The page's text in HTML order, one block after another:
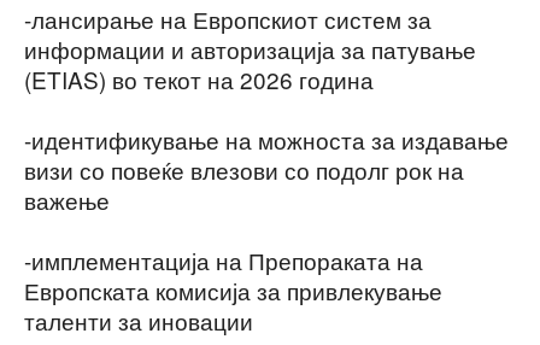
-лансирање на Европскиот систем за
информации и авторизација за патување
(ETIAS) во текот на 2026 година
-идентификување на можноста за издавање
визи со повеќе влезови со подолг рок на
важење
-имплементација на Препораката на
Европската комисија за привлекување
таленти за иновации